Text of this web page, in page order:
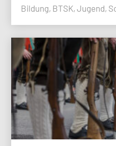
Bildung, BTSK, Jugend,